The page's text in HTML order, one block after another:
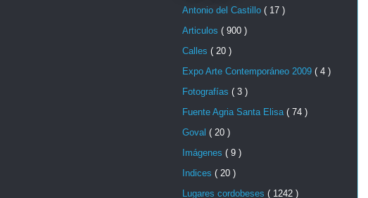
Antonio del Castillo ( 17 )
Articulos ( 900 )
Calles ( 20 )
Expo Arte Contemporáneo 2009 ( 4 )
Fotografías ( 3 )
Fuente Agria Santa Elisa ( 74 )
Goval ( 20 )
Imágenes ( 9 )
Indices ( 20 )
Lugares cordobeses ( 1242 )